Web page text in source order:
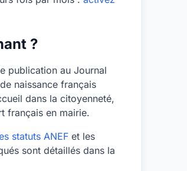
?
publication au Journal
naissance français
dans la citoyenneté,
français en mairie.
statuts ANEF et les
sont détaillés dans la